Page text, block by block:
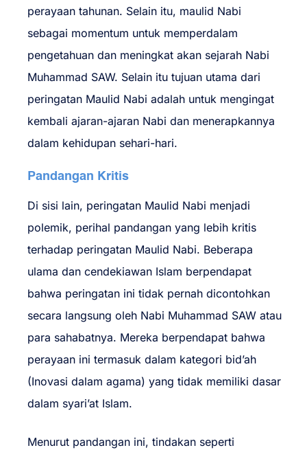
perayaan tahunan. Selain itu, maulid Nabi
sebagai momentum untuk memperdalam
pengetahuan dan meningkat akan sejarah Nabi
Muhammad SAW. Selain itu tujuan utama dari
peringatan Maulid Nabi adalah untuk mengingat
kembali ajaran-ajaran Nabi dan menerapkannya
dalam kehidupan sehari-hari.
Pandangan Kritis
Di sisi lain, peringatan Maulid Nabi menjadi
polemik, perihal pandangan yang lebih kritis
terhadap peringatan Maulid Nabi. Beberapa
ulama dan cendekiawan Islam berpendapat
bahwa peringatan ini tidak pernah dicontohkan
secara langsung oleh Nabi Muhammad SAW atau
para sahabatnya. Mereka berpendapat bahwa
perayaan ini termasuk dalam kategori bid’ah
(Inovasi dalam agama) yang tidak memiliki dasar
dalam syari’at Islam.
Menurut pandangan ini, tindakan seperti